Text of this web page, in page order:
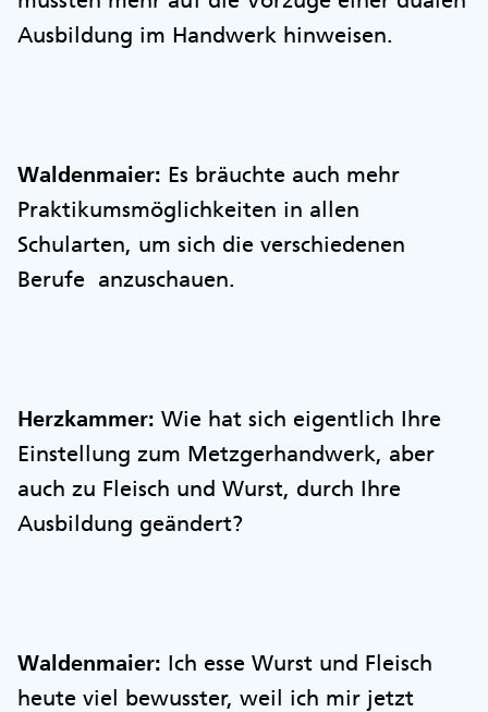
Ausbildung im Handwerk hinweisen.
Waldenmaier: Es bräuchte auch mehr
Praktikumsmöglichkeiten in allen
Schularten, um sich die verschiedenen
Berufe anzuschauen.
Herzkammer: Wie hat sich eigentlich Ihre
Einstellung zum Metzgerhandwerk, aber
auch zu Fleisch und Wurst, durch Ihre
Ausbildung geändert?
Waldenmaier: Ich esse Wurst und Fleisch
heute viel bewusster, weil ich mir jetzt